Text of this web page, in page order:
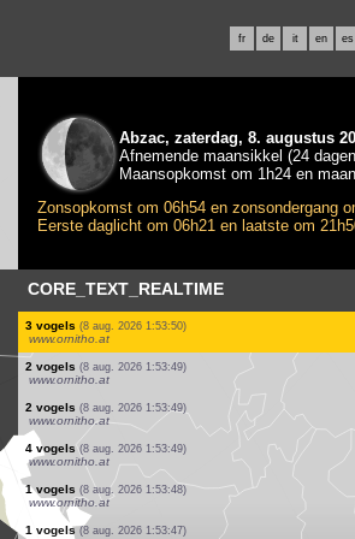
fr de it en es
Abzac, zaterdag, 8. augustus
Afnemende maansikkel (24
Maansopkomst om 1h24 en
Zonsopkomst om 06h54 en zonsondergang
Eerste daglicht om 06h21 en laatste om
CORE_TEXT_REALTIME
3 vogels (8 aug. 2026 1:53:51)
www.ornitho.at
6 vogels (8 aug. 2026 1:53:51)
www.ornitho.at
1 vogels (8 aug. 2026 1:53:51)
www.ornitho.at
1 vogels (8 aug. 2026 1:53:51)
www.ornitho.at
20 vogels (8 aug. 2026 1:53:50)
www.ornitho.at
1 vogels (8 aug. 2026 1:53:50)